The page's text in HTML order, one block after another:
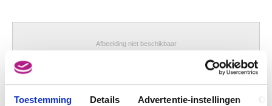
Toestemming Details Advertentie-instellingen
Afbeelding niet beschikbaar
Italiaanse fluitspeler
Eugène Smits